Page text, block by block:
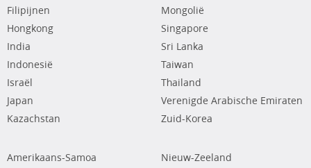
Filipijnen
Hongkong
India
Indonesië
Israël
Japan
Kazachstan
Mongolië
Singapore
Sri Lanka
Taiwan
Thailand
Verenigde Arabische Emiraten
Zuid-Korea
Amerikaans-Samoa
Nieuw-Zeeland